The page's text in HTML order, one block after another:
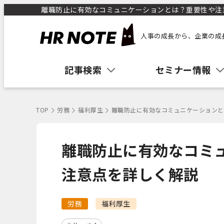
離職防止に有効なコミュニケーションとは？重要性や
人事の成長から、企業の
記事検索 セミナー情報
TOP 労務 福利厚生 離職防止に有効なコミュニケーション
離職防止に有効なコミ
注意点を詳しく解説
労務 福利厚生